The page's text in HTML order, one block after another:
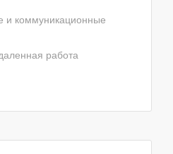
коммуникационные
работа